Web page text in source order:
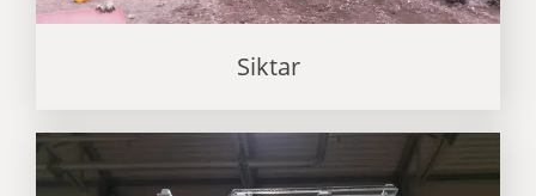
Siktar